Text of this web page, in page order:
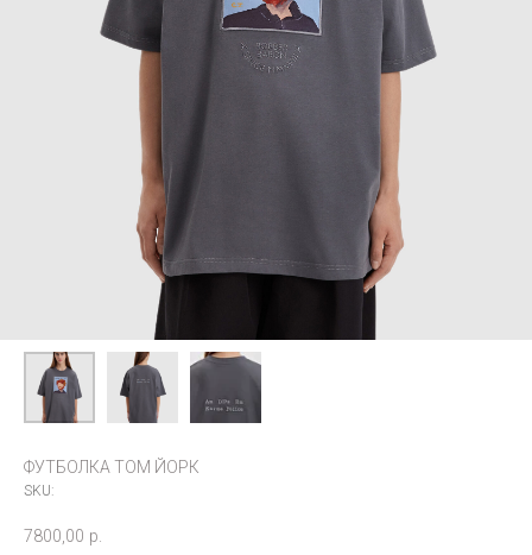
ФУТБОЛКА ТОМ ЙОРК
SKU:
7800,00 р.